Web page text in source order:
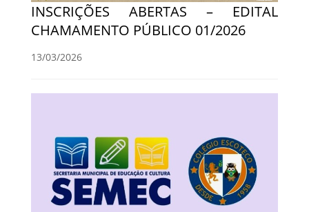
INSCRIÇÕES ABERTAS – EDITAL
CHAMAMENTO PÚBLICO 01/2026
13/03/2026